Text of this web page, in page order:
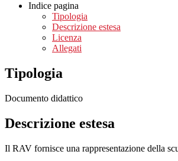
Indice pagina
Tipologia
Descrizione estesa
Licenza
Allegati
Tipologia
Documento didattico
Descrizione estesa
Il RAV fornisce una rappresentazione della